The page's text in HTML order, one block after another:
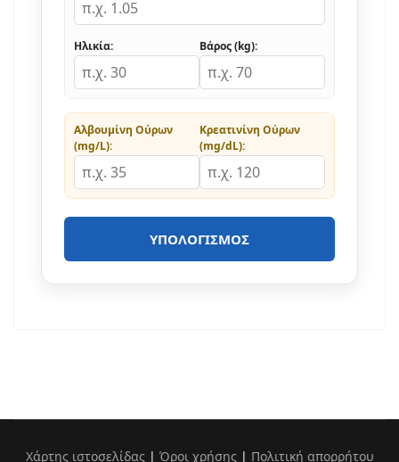
Ηλικία: Βάρος (kg):
Αλβουμίνη Ούρων
(mg/L):
Κρεατινίνη Ούρων
(mg/dL):
ΥΠΟΛΟΓΙΣΜΌΣ
Χάρτης ιστοσελίδας| Όροι χρήσης| Πολιτική απορρήτου